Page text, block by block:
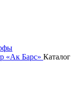
«Ак Барс» Каталог